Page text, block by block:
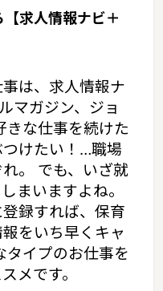
求人情報ナビ＋
は、求人情報ナ
マガジン、ジョ
きな仕事を続けた
けたい！…職場
。 でも、いざ就
まいますよね。
録すれば、保育
をいち早くキャ
タイプのお仕事を
メです。